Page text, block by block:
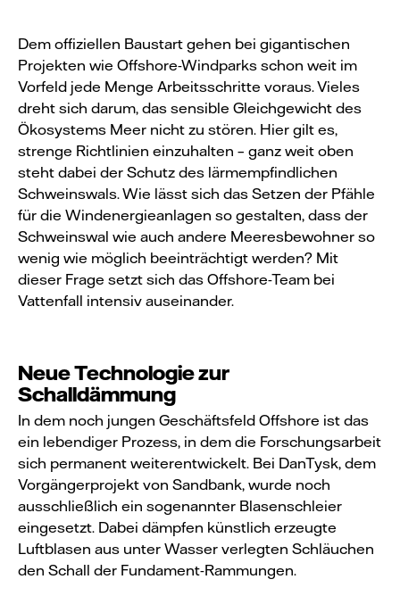
Dem offiziellen Baustart gehen bei gigantischen
Projekten wie Offshore-Windparks schon weit im
Vorfeld jede Menge Arbeitsschritte voraus. Vieles
dreht sich darum, das sensible Gleichgewicht des
Ökosystems Meer nicht zu stören. Hier gilt es,
strenge Richtlinien einzuhalten – ganz weit oben
steht dabei der Schutz des lärmempfindlichen
Schweinswals. Wie lässt sich das Setzen der Pfähle
für die Windenergieanlagen so gestalten, dass der
Schweinswal wie auch andere Meeresbewohner so
wenig wie möglich beeinträchtigt werden? Mit
dieser Frage setzt sich das Offshore-Team bei
Vattenfall intensiv auseinander.
Neue Technologie zur
Schalldämmung
In dem noch jungen Geschäftsfeld Offshore ist das
ein lebendiger Prozess, in dem die Forschungsarbeit
sich permanent weiterentwickelt. Bei DanTysk, dem
Vorgängerprojekt von Sandbank, wurde noch
ausschließlich ein sogenannter Blasenschleier
eingesetzt. Dabei dämpfen künstlich erzeugte
Luftblasen aus unter Wasser verlegten Schläuchen
den Schall der Fundament-Rammungen.